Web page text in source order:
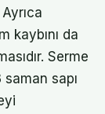
kaybını da
Serme
sapı